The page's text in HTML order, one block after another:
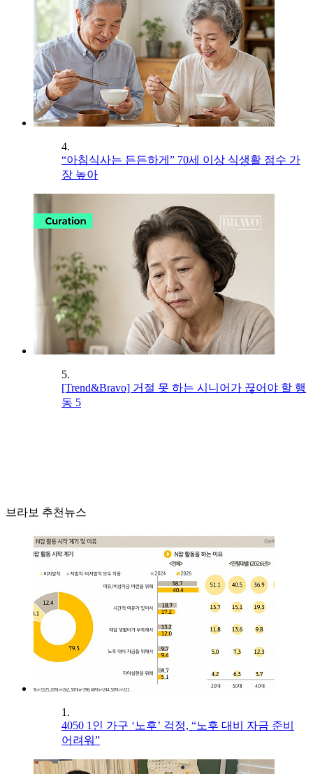
4.
“아침식사는 든든하게” 70세 이상 식생활 점수 가
장 높아
5.
[Trend&Bravo] 거절 못 하는 시니어가 끊어야 할 행
동 5
브라보 추천뉴스
1.
4050 1인 가구 ‘노후’ 걱정, “노후 대비 자금 준비
어려워”